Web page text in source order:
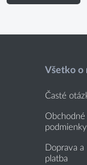
Všetko o
Časté
Obchodné
podmienky
Doprava a
platba